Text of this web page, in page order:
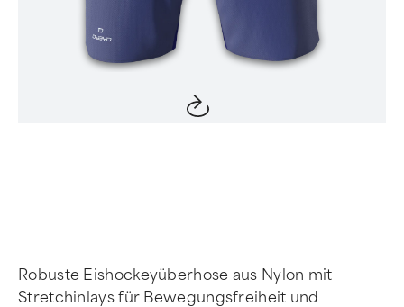
Robuste Eishockeyüberhose aus Nylon mit
Stretchinlays für Bewegungsfreiheit und